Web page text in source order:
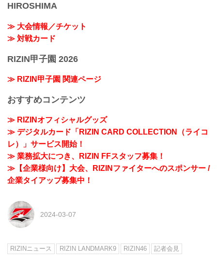
HIROSHIMA
≫ 大会情報／チケット
≫ 対戦カード
RIZIN甲子園 2026
≫ RIZIN甲子園 関連ページ
おすすめコンテンツ
≫ RIZINオフィシャルグッズ
≫ デジタルカード「RIZIN CARD COLLECTION（ライコ
レ）」サービス開始！
≫ 業務拡大につき、RIZIN FFスタッフ募集！
≫【企業様向け】大会、RIZINファイターへのスポンサー /
企業タイアップ募集中！
2024-03-07
RIZINニュース RIZIN LANDMARK9 RIZIN46 記者会見